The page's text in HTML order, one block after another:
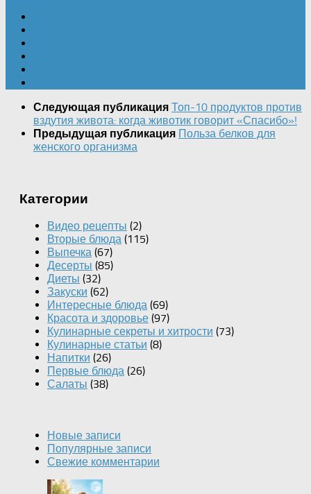
Следующая публикация Топ-10 продуктов против
вздутия живота: когда животик говорит «Спасибо»!
Предыдущая публикация Польза белков для
женского организма
Категории
Видео рецепты (2)
Вторые блюда (115)
Выпечка (67)
Десерты (85)
Диеты (32)
Закуски (62)
Интересные блюда (69)
Красота и здоровье (97)
Кулинарные секреты и хитрости (73)
Кулинарные статьи (8)
Напитки (26)
Первые блюда (26)
Салаты (38)
Новые записи
Популярные записи
Свежие комментарии